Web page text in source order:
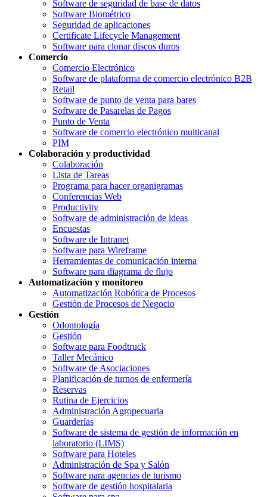
Software de seguridad de base de datos
Software Biométrico
Seguridad de aplicaciones
Certificate Lifecycle Management
Software para clonar discos duros
Comercio
Comercio Electrónico
Software de plataforma de comercio electrónico B2B
Retail
Software de punto de venta para bares
Software de Pasarelas de Pagos
Punto de Venta
Software de comercio electrónico multicanal
PIM
Colaboración y productividad
Colaboración
Lista de Tareas
Programa para hacer organigramas
Conferencias Web
Productivity
Software de administración de ideas
Encuestas
Software de Intranet
Software para Wireframe
Herramientas de comunicación interna
Software para diagrama de flujo
Automatización y monitoreo
Automatización Robótica de Procesos
Gestión de Procesos de Negocio
Gestión
Odontología
Gestión
Software para Foodtruck
Taller Mecánico
Software de Asociaciones
Planificación de turnos de enfermería
Reservas
Rutina de Ejercicios
Administración Agropecuaria
Guarderías
Software de sistema de gestión de información en
laboratorio (LIMS)
Software para Hoteles
Administración de Spa y Salón
Software para agencias de turismo
Software de gestión hospitalaria